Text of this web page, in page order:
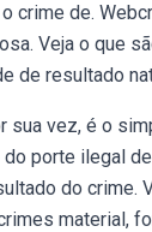
crime de.
Veja o que
de resultado
vez, é o
porte ilegal
do crime.
material,